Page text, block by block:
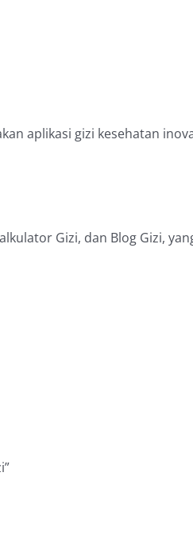
aplikasi gizi kesehatan
Gizi, dan Blog Gizi,